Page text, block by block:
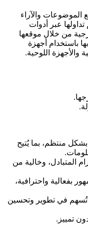
والآراء
عبر أدوات
من خلال موقعها
باستخدام أجهزة
والأجهزة اللوحية.
منتظم، بما يُتيح
المتبادل، وخالية من
بفعالية واحترافية،
تُسهم في تطوير وتحسين
تمييز.